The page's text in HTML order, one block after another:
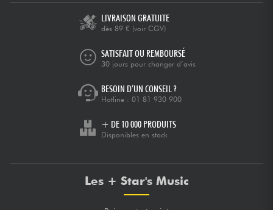
LIVRAISON GRATUITE
dès 89 € (voir CGV)
SATISFAIT OU REMBOURSÉ
30 jours pour changer d’avis
BESOIN D’UN CONSEIL ?
Hotline : 01 81 930 900
+ DE 10 000 PRODUITS
Disponibles en stock
Les + Star's Music